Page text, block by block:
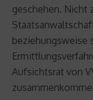
geschehen. Nicht
beziehungsweise
Aufsichtsrat von